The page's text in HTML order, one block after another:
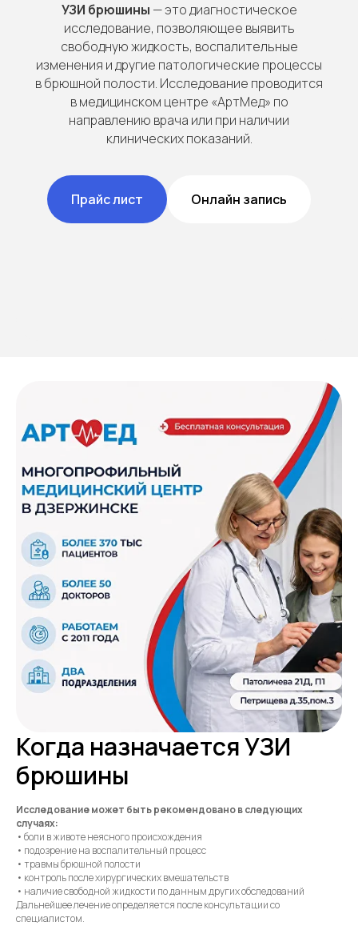
УЗИ брюшины — это диагностическое
исследование, позволяющее выявить
свободную жидкость, воспалительные
изменения и другие патологические процессы
в брюшной полости. Исследование проводится
в медицинском центре «АртМед» по
направлению врача или при наличии
клинических показаний.
Прайс лист Онлайн запись
Когда назначается УЗИ
брюшины
Исследование может быть рекомендовано в следующих
случаях:
• боли в животе неясного происхождения
• подозрение на воспалительный процесс
• травмы брюшной полости
• контроль после хирургических вмешательств
• наличие свободной жидкости по данным других обследований
Дальнейшее лечение определяется после консультации со
специалистом.